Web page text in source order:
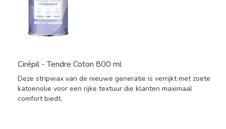
Cirépil - Tendre Coton 800 ml
Deze stripwax van de nieuwe generatie is verrijkt met zoete
katoenolie voor een rijke textuur die klanten maximaal
comfort biedt.